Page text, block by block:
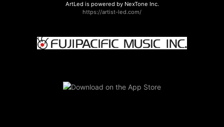
ArtLed is powered by NexTone Inc.
https://artist-led.com/